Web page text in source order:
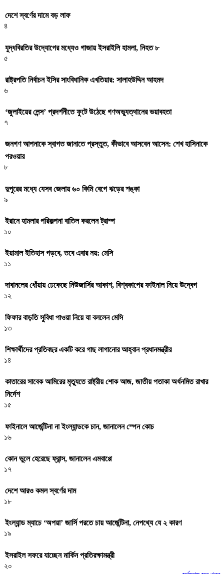
দেশে স্বর্ণের দামে বড় লাফ
৪
যুদ্ধবিরতির উদ্যোগের মধ্যেও গাজায় ইসরাইলি হামলা, নিহত ৮
৫
রাষ্ট্রপতি নির্বাচন ইসির সাংবিধানিক এখতিয়ার: সালাহউদ্দিন আহমদ
৬
‘জুলাইয়ের লেন্স’ প্রদর্শনীতে ফুটে উঠেছে গণঅভ্যুত্থানের ভয়াবহতা
৭
জনগণ আপনাকে স্বাগত জানাতে প্রস্তুত, কীভাবে আসবেন আসেন: শেখ হাসিনাকে
পরওয়ার
৮
দুপুরের মধ্যে যেসব জেলায় ৬০ কিমি বেগে ঝড়ের শঙ্কা
৯
ইরানে হামলার পরিকল্পনা বাতিল করলেন ট্রাম্প
১০
ইয়ামাল ইতিহাস গড়বে, তবে এবার নয়: মেসি
১১
দাবানলের ধোঁয়ায় ঢেকেছে নিউজার্সির আকাশ, বিশ্বকাপের ফাইনাল নিয়ে উদ্বেগ
১২
ফিফার বাড়তি সুবিধা পাওয়া নিয়ে যা বললেন মেসি
১৩
শিক্ষার্থীদের প্রতিবছর একটি করে গাছ লাগানোর আহ্বান প্রধানমন্ত্রীর
১৪
কাতারের সাবেক আমিরের মৃত্যুতে রাষ্ট্রীয় শোক আজ, জাতীয় পতাকা অর্ধনমিত রাখার
নির্দেশ
১৫
ফাইনালে আর্জেন্টিনা না ইংল্যান্ডকে চান, জানালেন স্পেন কোচ
১৬
কোন ভুলে হেরেছে ফ্রান্স, জানালেন এমবাপ্পে
১৭
দেশে আরও কমল স্বর্ণের দাম
১৮
ইংল্যান্ড ম্যাচে ‘অপয়া’ জার্সি পরতে চায় আর্জেন্টিনা, নেপথ্যে যে ২ কারণ
১৯
ইসরাইল সফরে যাচ্ছেন মার্কিন প্রতিরক্ষামন্ত্রী
২০